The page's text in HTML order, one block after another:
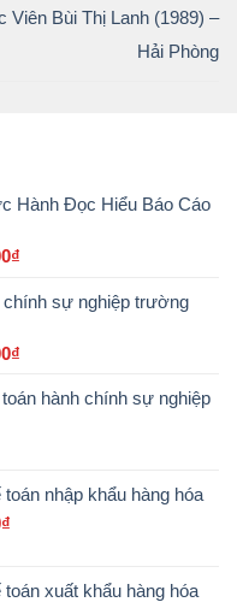
Viên Bùi Thị Lanh (1989) –
Hải Phòng
Hành Đọc Hiểu Báo Cáo
₫
từ
chính sự nghiệp trường
₫
từ hành chính sự nghiệp
nhập khẩu hàng hóa
₫
1.800.000₫
xuất khẩu hàng hóa